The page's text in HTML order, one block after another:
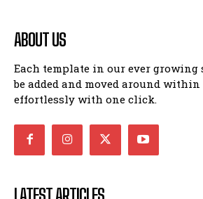
ABOUT US
Each template in our ever
be added and moved around within
effortlessly with one click.